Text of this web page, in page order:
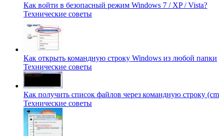
Как войти в безопасный режим Windows 7 / XP / Vista?
Технические советы
Как открыть командную строку Windows из любой папки
Технические советы
Как получить список файлов через командную строку
Технические советы